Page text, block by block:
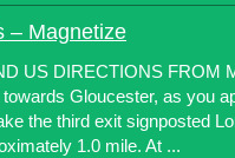
– Magnetize
US DIRECTIONS FROM
towards Gloucester, as you
the third exit signposted
1.0 mile. At ...